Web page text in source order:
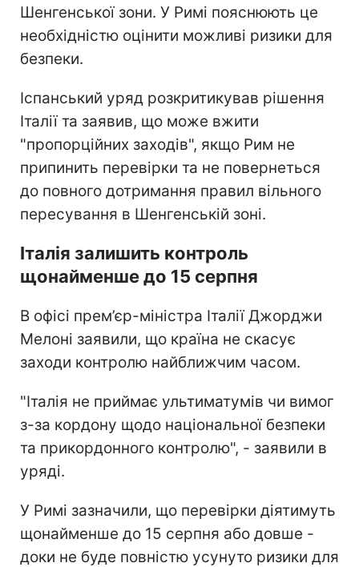
Шенгенської зони. У Римі пояснюють це
необхідністю оцінити можливі ризики для
безпеки.
Іспанський уряд розкритикував рішення
Італії та заявив, що може вжити
"пропорційних заходів", якщо Рим не
припинить перевірки та не повернеться
до повного дотримання правил вільного
пересування в Шенгенській зоні.
Італія залишить контроль
щонайменше до 15 серпня
В офісі прем’єр-міністра Італії Джорджи
Мелоні заявили, що країна не скасує
заходи контролю найближчим часом.
"Італія не приймає ультиматумів чи вимог
з-за кордону щодо національної безпеки
та прикордонного контролю", - заявили в
уряді.
У Римі зазначили, що перевірки діятимуть
щонайменше до 15 серпня або довше -
доки не буде повністю усунуто ризики для